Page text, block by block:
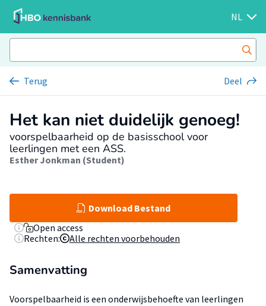
NL
Terug Deel
Het kan niet duidelijk genoeg!
voorspelbaarheid op de basisschool voor
leerlingen met een ASS.
Esther Jonkman (Student)
Download Bestand
Open access
Rechten:
Alle rechten voorbehouden
Samenvatting
Voorspelbaarheid is een onderwijsbehoefte van leerlingen